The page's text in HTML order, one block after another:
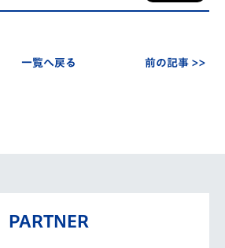
一覧へ戻る 前の記事 >>
PARTNER